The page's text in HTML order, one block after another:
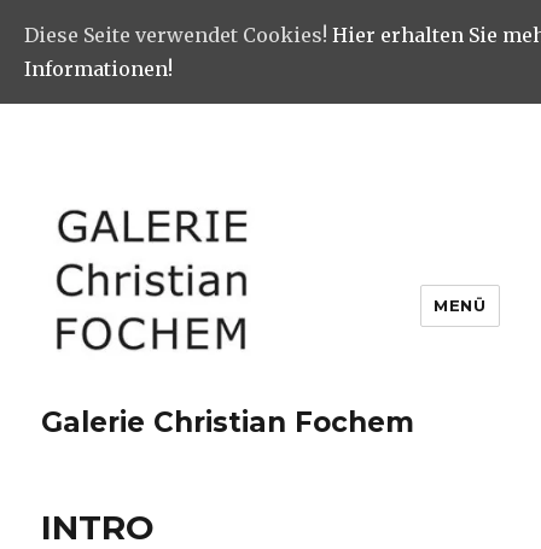
Galerie Christian Fochem
MENÜ
INTRO
Diese Seite verwendet Cookies! Hier erhalten Sie
Informationen!